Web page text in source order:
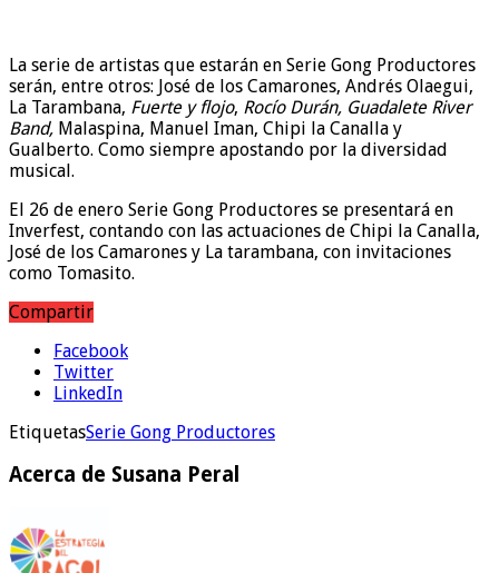
La serie de artistas que estarán en Serie Gong Productores
serán, entre otros: José de los Camarones, Andrés Olaegui,
La Tarambana, Fuerte y flojo, Rocío Durán, Guadalete River
Band, Malaspina, Manuel Iman, Chipi la Canalla y
Gualberto. Como siempre apostando por la diversidad
musical.
El 26 de enero Serie Gong Productores se presentará en
Inverfest, contando con las actuaciones de Chipi la Canalla,
José de los Camarones y La tarambana, con invitaciones
como Tomasito.
Compartir
Facebook
Twitter
LinkedIn
EtiquetasSerie Gong Productores
Acerca de Susana Peral